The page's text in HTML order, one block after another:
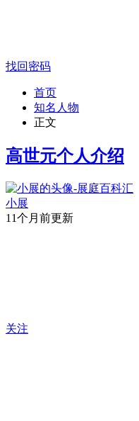
找回密码
首页
知名人物
正文
高世元个人介绍
小展
11个月前更新
关注